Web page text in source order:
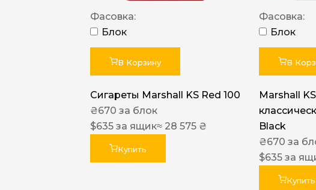
Фасовка:
Блок
В Корзину
Сигареты Marshall KS Red 100
₴670 за блок
$635 за ящик≈ 28 575 ₴
Купить
Фасовка:
Блок
В
Marshall
Black
₴670 за
$635 за
Купить